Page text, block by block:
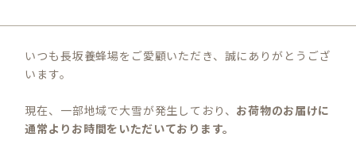
いつも長坂養蜂場をご愛顧いただき、誠にありがとうござ
います。
現在、一部地域で大雪が発生しており、 お荷物のお届けに
通常よりお時間をいただいております。